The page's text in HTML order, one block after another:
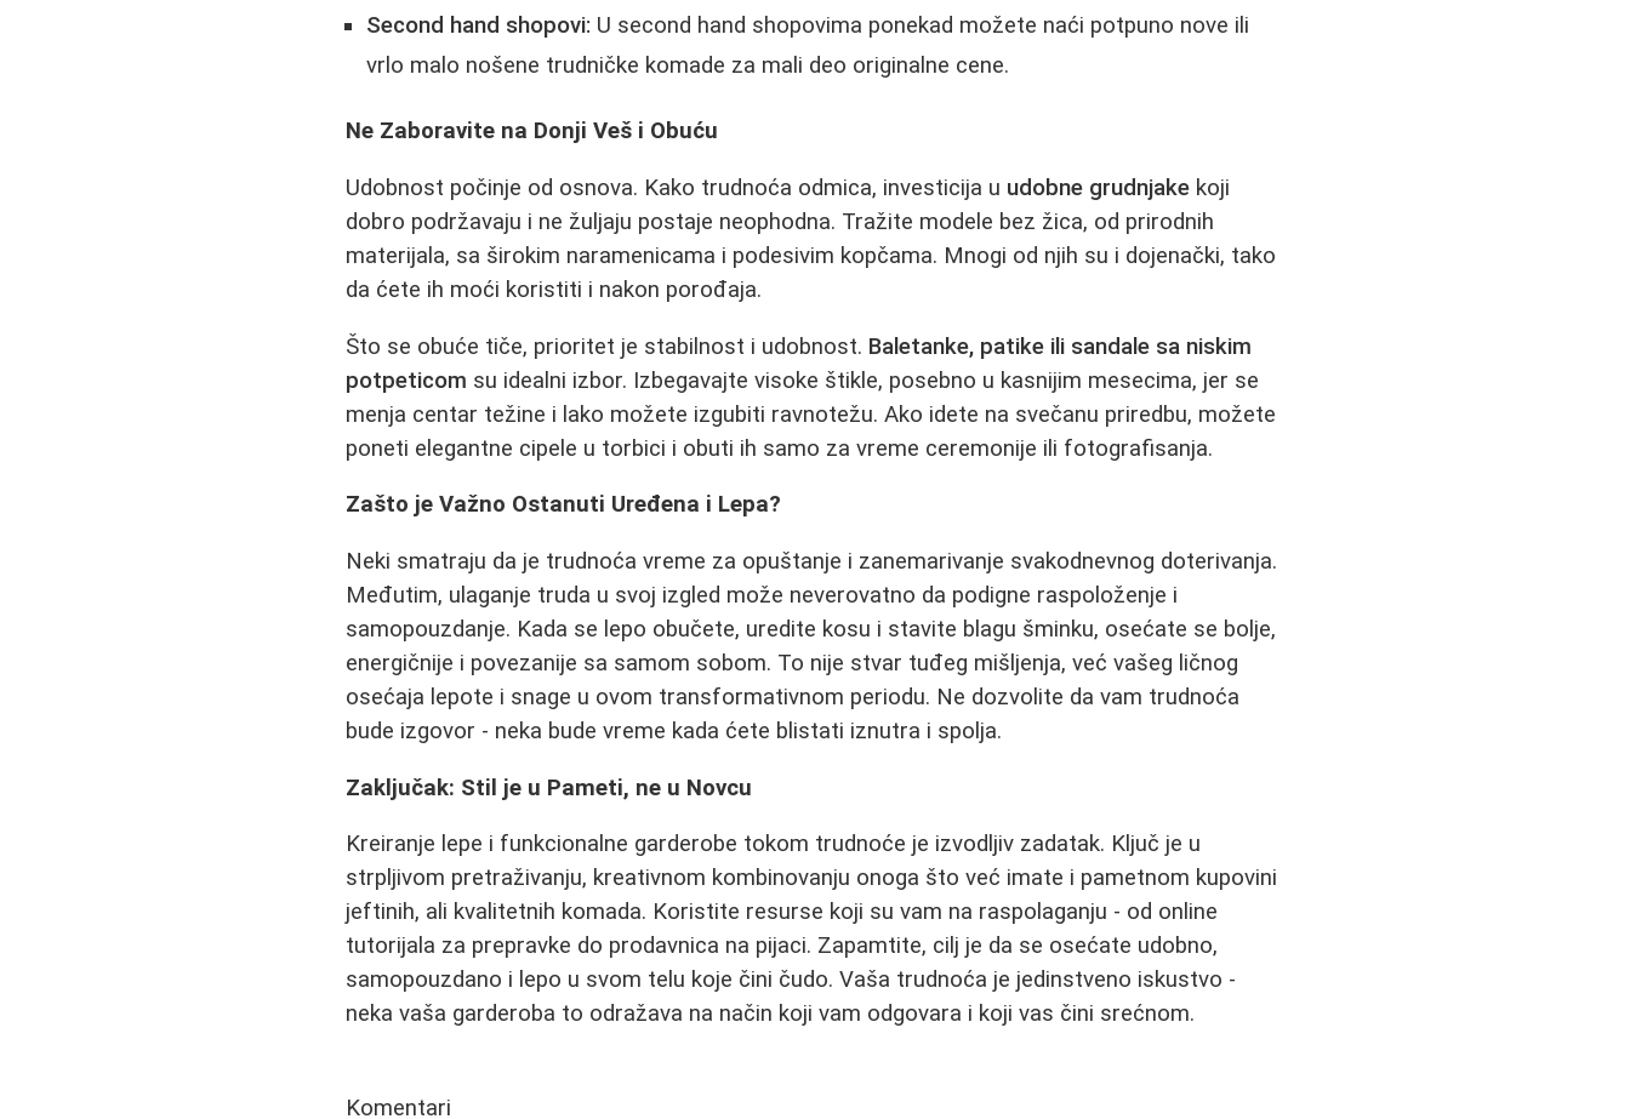
Second hand shopovi: U second hand shopovima ponekad možete naći potpuno nove ili
vrlo malo nošene trudničke komade za mali deo originalne cene.
Ne Zaboravite na Donji Veš i Obuću
Udobnost počinje od osnova. Kako trudnoća odmica, investicija u udobne grudnjake koji
dobro podržavaju i ne žuljaju postaje neophodna. Tražite modele bez žica, od prirodnih
materijala, sa širokim naramenicama i podesivim kopčama. Mnogi od njih su i dojenački, tako
da ćete ih moći koristiti i nakon porođaja.
Što se obuće tiče, prioritet je stabilnost i udobnost. Baletanke, patike ili sandale sa niskim
potpeticom su idealni izbor. Izbegavajte visoke štikle, posebno u kasnijim mesecima, jer se
menja centar težine i lako možete izgubiti ravnotežu. Ako idete na svečanu priredbu, možete
poneti elegantne cipele u torbici i obuti ih samo za vreme ceremonije ili fotografisanja.
Zašto je Važno Ostanuti Uređena i Lepa?
Neki smatraju da je trudnoća vreme za opuštanje i zanemarivanje svakodnevnog doterivanja.
Međutim, ulaganje truda u svoj izgled može neverovatno da podigne raspoloženje i
samopouzdanje. Kada se lepo obučete, uredite kosu i stavite blagu šminku, osećate se bolje,
energičnije i povezanije sa samom sobom. To nije stvar tuđeg mišljenja, već vašeg ličnog
osećaja lepote i snage u ovom transformativnom periodu. Ne dozvolite da vam trudnoća
bude izgovor - neka bude vreme kada ćete blistati iznutra i spolja.
Zaključak: Stil je u Pameti, ne u Novcu
Kreiranje lepe i funkcionalne garderobe tokom trudnoće je izvodljiv zadatak. Ključ je u
strpljivom pretraživanju, kreativnom kombinovanju onoga što već imate i pametnom kupovini
jeftinih, ali kvalitetnih komada. Koristite resurse koji su vam na raspolaganju - od online
tutorijala za prepravke do prodavnica na pijaci. Zapamtite, cilj je da se osećate udobno,
samopouzdano i lepo u svom telu koje čini čudo. Vaša trudnoća je jedinstveno iskustvo -
neka vaša garderoba to odražava na način koji vam odgovara i koji vas čini srećnom.
Komentari